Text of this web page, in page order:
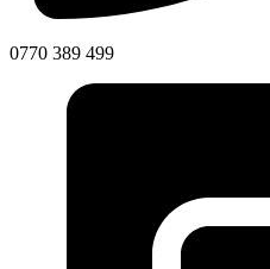
0770 389 499